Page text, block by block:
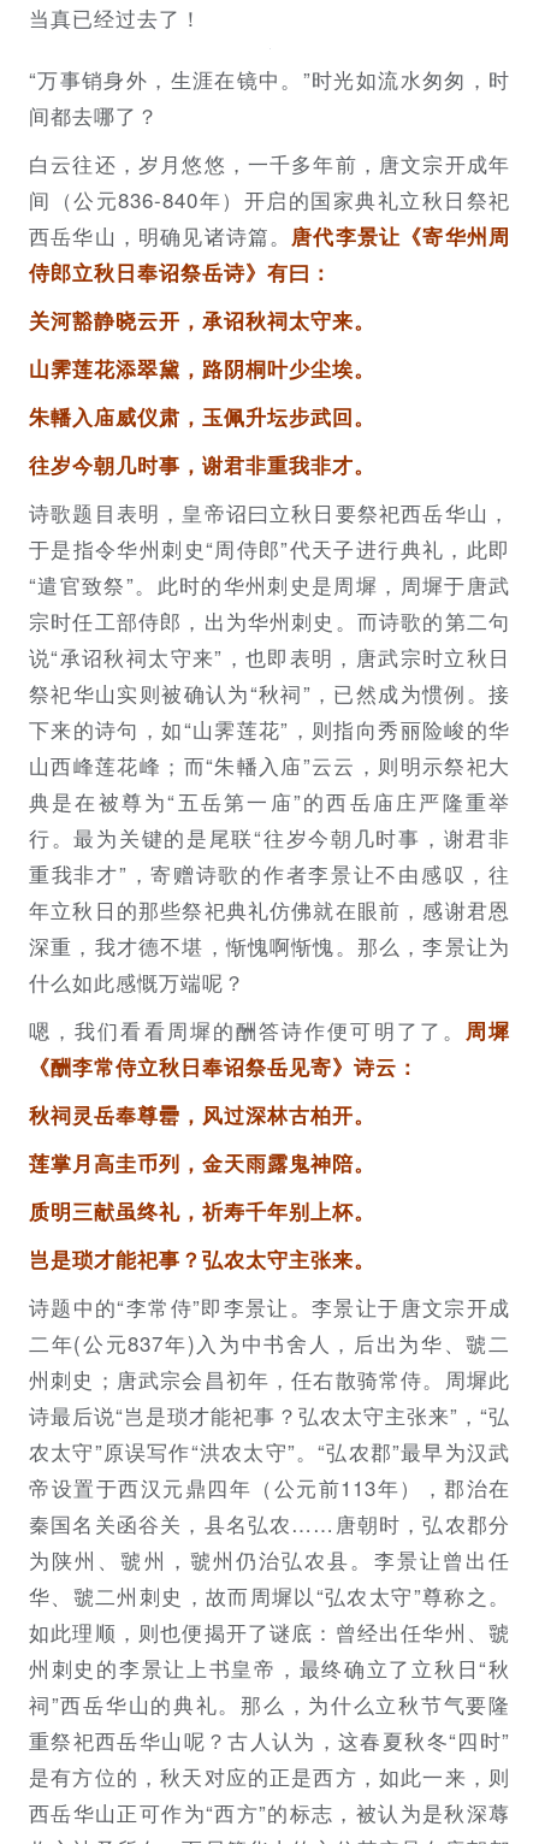
当真已经过去了！
“万事销身外，生涯在镜中。”时光如流水匆匆，时
间都去哪了？
白云往还，岁月悠悠，一千多年前，唐文宗开成年
间（公元836-840年）开启的国家典礼立秋日祭祀
西岳华山，明确见诸诗篇。 唐代李景让《寄华州周
侍郎立秋日奉诏祭岳诗》有曰：
关河豁静晓云开，承诏秋祠太守来。
山霁莲花添翠黛，路阴桐叶少尘埃。
朱轓入庙威仪肃，玉佩升坛步武回。
往岁今朝几时事，谢君非重我非才。
诗歌题目表明，皇帝诏曰立秋日要祭祀西岳华山，
于是指令华州刺史“周侍郎”代天子进行典礼，此即
“遣官致祭”。此时的华州刺史是周墀，周墀于唐武
宗时任工部侍郎，出为华州刺史。而诗歌的第二句
说“承诏秋祠太守来”，也即表明，唐武宗时立秋日
祭祀华山实则被确认为“秋祠”，已然成为惯例。接
下来的诗句，如“山霁莲花”，则指向秀丽险峻的华
山西峰莲花峰；而“朱轓入庙”云云，则明示祭祀大
典是在被尊为“五岳第一庙”的西岳庙庄严隆重举
行。最为关键的是尾联“往岁今朝几时事，谢君非
重我非才”，寄赠诗歌的作者李景让不由感叹，往
年立秋日的那些祭祀典礼仿佛就在眼前，感谢君恩
深重，我才德不堪，惭愧啊惭愧。那么，李景让为
什么如此感慨万端呢？
嗯，我们看看周墀的酬答诗作便可明了了。
周墀
《酬李常侍立秋日奉诏祭岳见寄》诗云：
秋祠灵岳奉尊罍，风过深林古柏开。
莲掌月高圭币列，金天雨露鬼神陪。
质明三献虽终礼，祈寿千年别上杯。
岂是琐才能祀事？弘农太守主张来。
诗题中的“李常侍”即李景让。李景让于唐文宗开成
二年(公元837年)入为中书舍人，后出为华、虢二
州刺史；唐武宗会昌初年，任右散骑常侍。周墀此
诗最后说“岂是琐才能祀事？弘农太守主张来”，“弘
农太守”原误写作“洪农太守”。“弘农郡”最早为汉武
帝设置于西汉元鼎四年（公元前113年），郡治在
秦国名关函谷关，县名弘农……唐朝时，弘农郡分
为陕州、虢州，虢州仍治弘农县。李景让曾出任
华、虢二州刺史，故而周墀以“弘农太守”尊称之。
如此理顺，则也便揭开了谜底：曾经出任华州、虢
州刺史的李景让上书皇帝，最终确立了立秋日“秋
祠”西岳华山的典礼。那么，为什么立秋节气要隆
重祭祀西岳华山呢？古人认为，这春夏秋冬“四时”
是有方位的，秋天对应的正是西方，如此一来，则
西岳华山正可作为“西方”的标志，被认为是秋深蓐